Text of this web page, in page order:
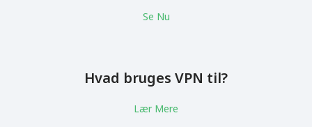
Se Nu
Hvad bruges VPN til?
Lær Mere